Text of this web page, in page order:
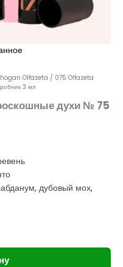
Olfazeta / 075 Olfazeta
3 мл
духи № 75
дубовый мох,